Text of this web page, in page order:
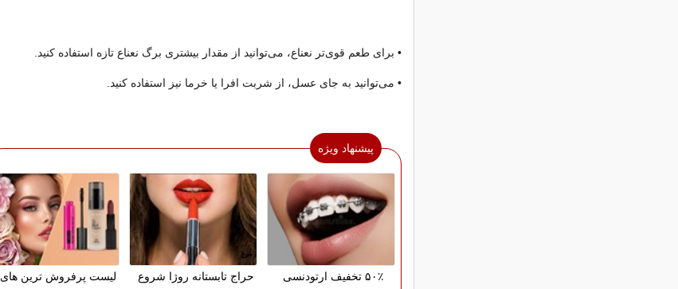
• برای طعم قوی‌تر نعناع، می‌توانید از مقدار بیشتری برگ نعناع تازه استفاده کنید.
• می‌توانید به جای عسل، از شربت افرا یا خرما نیز استفاده کنید.
پیشنهاد ویژه
۵۰٪ تخفیف ارتودنسی حراج تابستانه روژا شروع لیست پرفروش ترین های